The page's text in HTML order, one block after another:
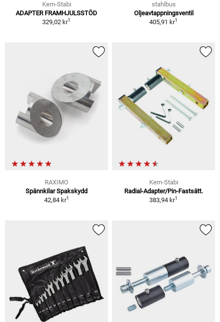
Kern-Stabi
ADAPTER FRAMHJULSSTÖD
329,02 kr1
stahlbus
Oljeavtappningsventil
405,91 kr1
RAXIMO
Spännkilar Spakskydd
42,84 kr1
Kern-Stabi
Radial-Adapter/Pin-Fastsätt.
383,94 kr1